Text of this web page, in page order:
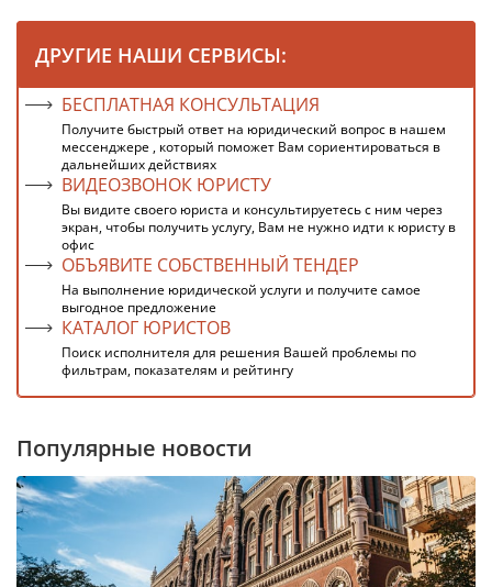
ДРУГИЕ НАШИ СЕРВИСЫ:
БЕСПЛАТНАЯ КОНСУЛЬТАЦИЯ
Получите быстрый ответ на юридический вопрос в нашем
мессенджере , который поможет Вам сориентироваться в
дальнейших действиях
ВИДЕОЗВОНОК ЮРИСТУ
Вы видите своего юриста и консультируетесь с ним через
экран, чтобы получить услугу, Вам не нужно идти к юристу в
офис
ОБЪЯВИТЕ СОБСТВЕННЫЙ ТЕНДЕР
На выполнение юридической услуги и получите самое
выгодное предложение
КАТАЛОГ ЮРИСТОВ
Поиск исполнителя для решения Вашей проблемы по
фильтрам, показателям и рейтингу
Популярные новости